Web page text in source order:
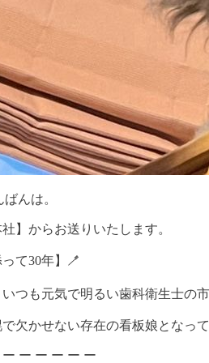
んは。
】からお送りいたします。
て30年】🪥
つも元気で明るい歯科衛生士の
欠かせない存在の看板娘となって
ー ー ー ー ー